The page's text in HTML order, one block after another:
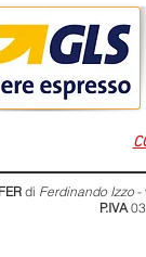
di Ferdinando Izzo -
P.IVA